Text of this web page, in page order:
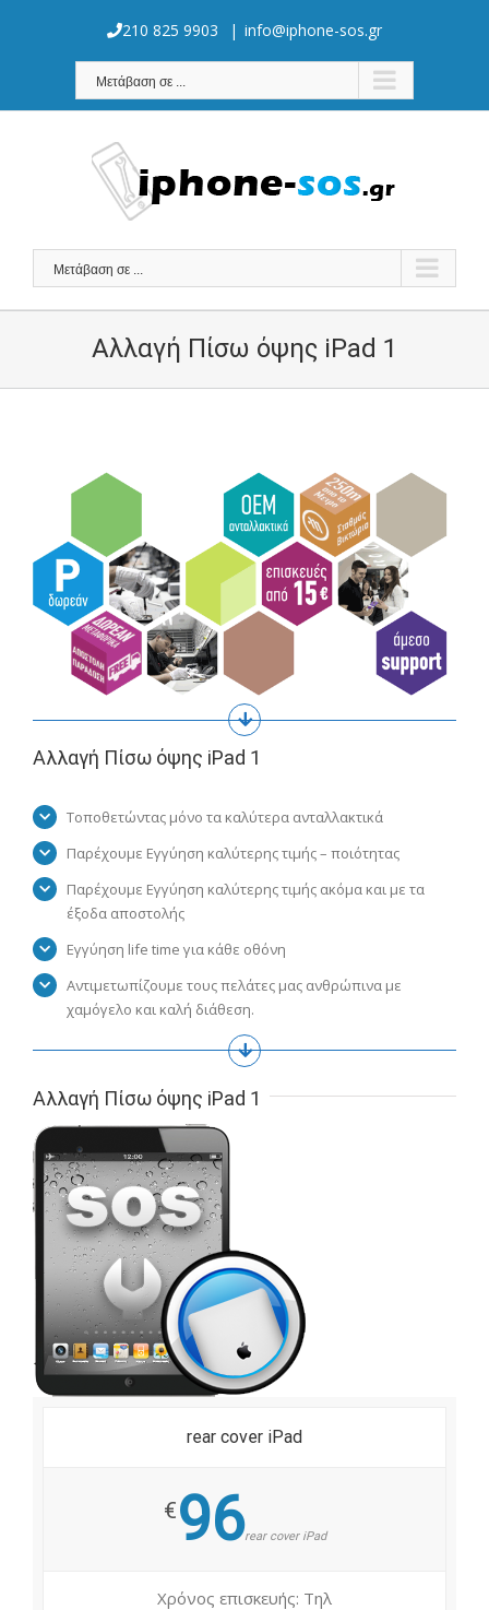
210 825 9903 | info@iphone-sos.gr
Μετάβαση σε ...
Μετάβαση σε ...
Αλλαγή Πίσω όψης iPad 1
Αλλαγή Πίσω όψης iPad 1
Τοποθετώντας μόνο τα καλύτερα ανταλλακτικά
Παρέχουμε Εγγύηση καλύτερης τιμής – ποιότητας
Παρέχουμε Εγγύηση καλύτερης τιμής ακόμα και με τα
έξοδα αποστολής
Εγγύηση life time για κάθε οθόνη
Αντιμετωπίζουμε τους πελάτες μας ανθρώπινα με
χαμόγελο και καλή διάθεση.
Αλλαγή Πίσω όψης iPad 1
rear cover iPad
€96rear cover iPad
Χρόνος επισκευής: Τηλ